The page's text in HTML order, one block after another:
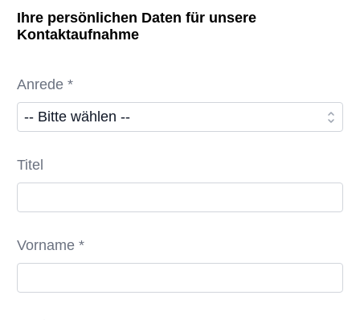
Ihre persönlichen Daten für unsere
Kontaktaufnahme
Anrede *
Titel
Vorname *